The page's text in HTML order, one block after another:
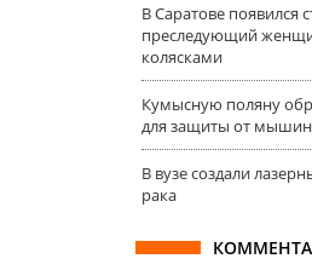
В Саратове появился
преследующий
колясками
Кумысную поляну
для защиты от
В вузе создали
рака